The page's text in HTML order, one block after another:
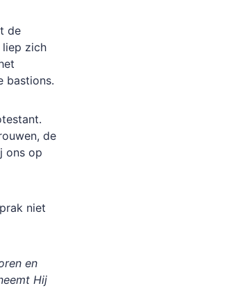
de
zich
bastions.
de
ons op
niet
en
Hij